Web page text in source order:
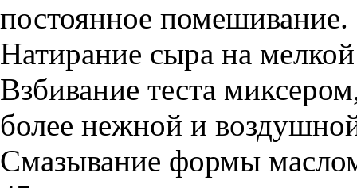
постоянное помешивание.
Натирание сыра на мелкой
Взбивание теста
более нежной и
Смазывание формы